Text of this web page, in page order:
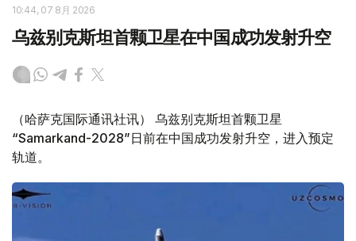
10:44, 07 8月 2026
乌兹别克斯坦首颗卫星在中国成功发射升空
（哈萨克国际通讯社讯） 乌兹别克斯坦首颗卫星
“Samarkand-2028”日前在中国成功发射升空，进入预定
轨道。